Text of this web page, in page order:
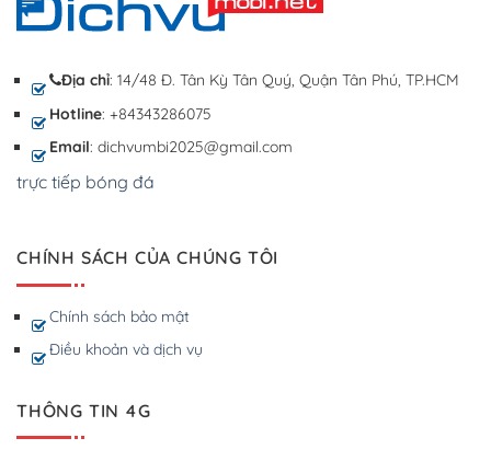
Địa chỉ: 14/48 Đ. Tân Kỳ Tân Quý, Quận Tân Phú, TP.HCM
Hotline: +84343286075
Email: dichvumbi2025@gmail.com
trực tiếp bóng đá
CHÍNH SÁCH CỦA CHÚNG TÔI
Chính sách bảo mật
Điều khoản và dịch vụ
THÔNG TIN 4G